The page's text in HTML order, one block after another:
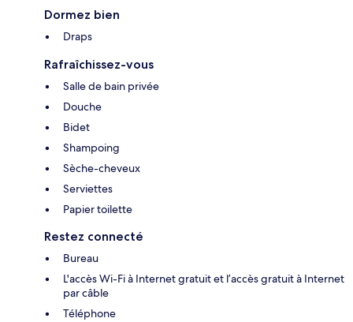
Dormez bien
Draps
Rafraîchissez-vous
Salle de bain privée
Douche
Bidet
Shampoing
Sèche-cheveux
Serviettes
Papier toilette
Restez connecté
Bureau
L'accès Wi-Fi à Internet gratuit et l’accès gratuit à Internet
par câble
Téléphone